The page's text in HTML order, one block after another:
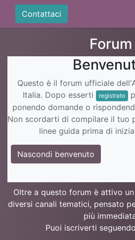
Contattaci
Forum
Questo è il forum ufficiale
Italia. Dopo esserti
registrato
ponendo domande o
Non scordarti di compilare il tuo
linee guida prima di
Nascondi benvenuto
Oltre a questo forum è attivo
diversi canali tematici, pensato
più
Puoi iscriverti seguendo